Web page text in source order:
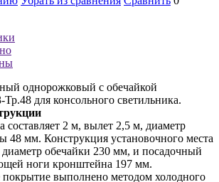
однорожковый с обечайкой
для консольного светильника.
2 м, вылет 2,5 м, диаметр
48 мм. Конструкция установочного места
обечайки 230 мм, и посадочный
ноги кронштейна 197 мм.
выполнено методом холодного